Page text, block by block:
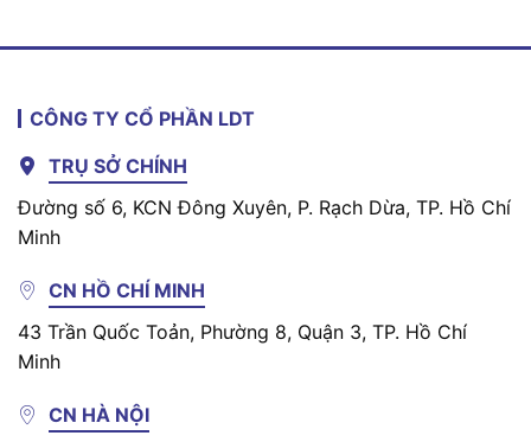
CÔNG TY CỔ PHẦN LDT
TRỤ SỞ CHÍNH
Đường số 6, KCN Đông Xuyên, P. Rạch Dừa, TP. Hồ Chí
Minh
CN HỒ CHÍ MINH
43 Trần Quốc Toản, Phường 8, Quận 3, TP. Hồ Chí
Minh
CN HÀ NỘI